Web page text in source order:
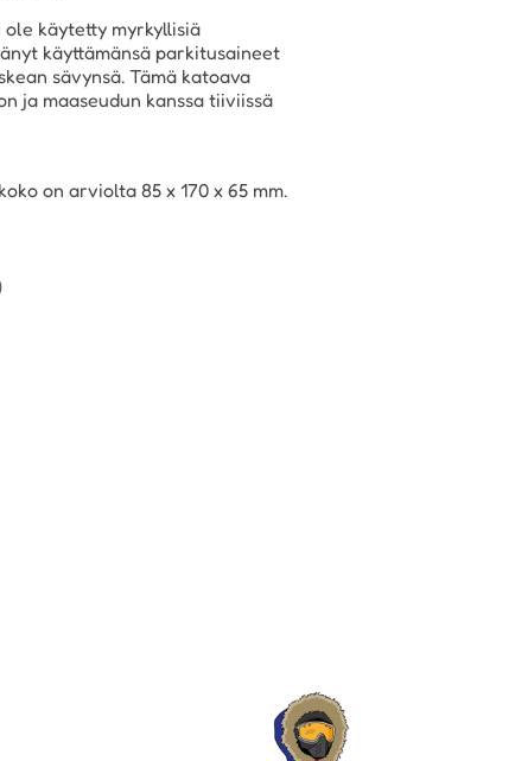
käytetty myrkyllisiä
käyttämänsä parkitusaineet
sävynsä. Tämä katoava
ja maaseudun kanssa tiiviissä
on arviolta 85 x 170 x 65 mm.